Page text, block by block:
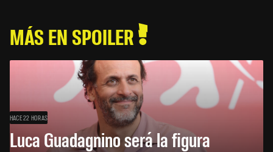
MÁS EN SPOILER
HACE 22 HORAS
Luca Guadagnino será la figura